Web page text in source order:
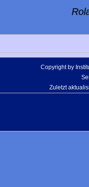
Copyright by
Zuletzt